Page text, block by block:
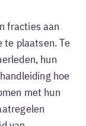
fracties aan
te plaatsen. Te
hun
hoe
met hun